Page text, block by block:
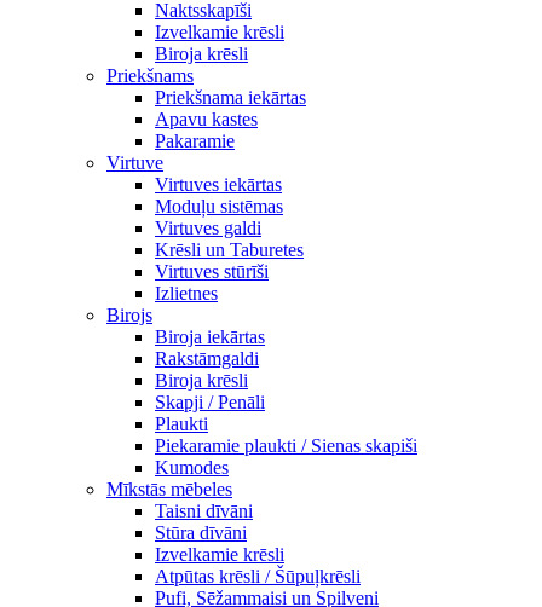
Naktsskapīši
Izvelkamie krēsli
Biroja krēsli
Priekšnams
Priekšnama iekārtas
Apavu kastes
Pakaramie
Virtuve
Virtuves iekārtas
Moduļu sistēmas
Virtuves galdi
Krēsli un Taburetes
Virtuves stūrīši
Izlietnes
Birojs
Biroja iekārtas
Rakstāmgaldi
Biroja krēsli
Skapji / Penāli
Plaukti
Piekaramie plaukti / Sienas skapiši
Kumodes
Mīkstās mēbeles
Taisni dīvāni
Stūra dīvāni
Izvelkamie krēsli
Atpūtas krēsli / Šūpuļkrēsli
Pufi, Sēžammaisi un Spilveni